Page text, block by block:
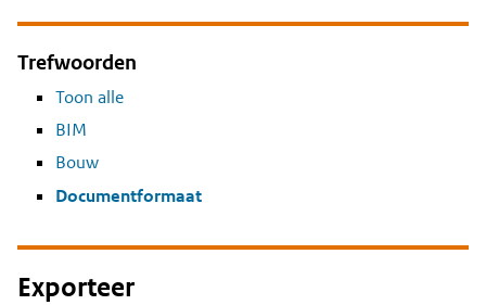
Trefwoorden
Toon alle
BIM
Bouw
Documentformaat
Exporteer